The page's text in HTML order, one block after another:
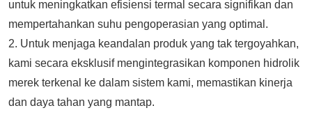
untuk meningkatkan efisiensi termal secara signifikan dan
mempertahankan suhu pengoperasian yang optimal.
2. Untuk menjaga keandalan produk yang tak tergoyahkan,
kami secara eksklusif mengintegrasikan komponen hidrolik
merek terkenal ke dalam sistem kami, memastikan kinerja
dan daya tahan yang mantap.